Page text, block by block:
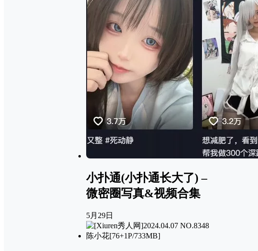
小扑通(小扑通长大了) –
微密圈写真&视频合集
5月29日